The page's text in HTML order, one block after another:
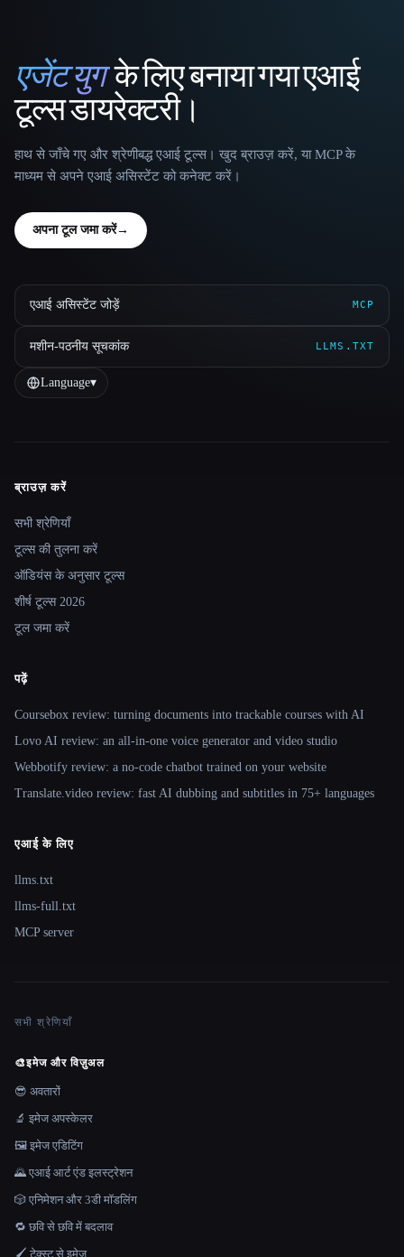
That AI Collection
एजेंट युगके लिए बनाया गया एआई
टूल्स डायरेक्टरी।
हाथ से जाँचे गए और श्रेणीबद्ध एआई टूल्स। खुद ब्राउज़ करें, या MCP के
माध्यम से अपने एआई असिस्टेंट को कनेक्ट करें।
अपना टूल जमा करें→
एआई असिस्टेंट जोड़ें MCP
मशीन-पठनीय सूचकांक LLMS.TXT
Language▾
Site navigation
ब्राउज़ करें
सभी श्रेणियाँ
टूल्स की तुलना करें
ऑडियंस के अनुसार टूल्स
शीर्ष टूल्स 2026
टूल जमा करें
पढ़ें
Coursebox review: turning documents into trackable courses with AI
Lovo AI review: an all-in-one voice generator and video studio
Webbotify review: a no-code chatbot trained on your website
Translate.video review: fast AI dubbing and subtitles in 75+ languages
एआई के लिए
llms.txt
llms-full.txt
MCP server
सभी श्रेणियाँ
🎨इमेज और विज़ुअल
😎 अवतारों
🔬 इमेज अपस्केलर
🖼️ इमेज एडिटिंग
🌄 एआई आर्ट एंड इलस्ट्रेशन
🎲 एनिमेशन और 3डी मॉडलिंग
🔁 छवि से छवि में बदलाव
🖌️ टेक्स्ट से इमेज